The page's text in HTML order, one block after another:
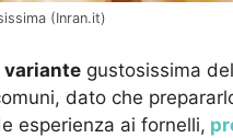
(Inran.it)
variante gustosissima
dato che
esperienza ai fornelli,